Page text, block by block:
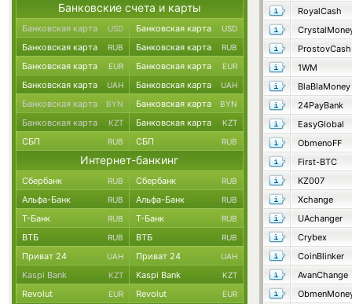
RoyalCash
ProstovCash
1WM
BlaBlaMoney
24PayBank
EasyGlobal
ObmenoFF
First-BTC
KZ007
Xchange
UAchanger
Crybex
CoinBlinker
AvanChange
Банковские счета и карты
Банковская карта USD Банковская карта USD
Банковская карта RUB Банковская карта RUB
Банковская карта EUR Банковская карта EUR
Банковская карта UAH Банковская карта UAH
Банковская карта BYN Банковская карта BYN
Банковская карта KZT Банковская карта KZT
СБП RUB СБП RUB
Интернет-банкинг
Сбербанк RUB Сбербанк RUB
Альфа-Банк RUB Альфа-Банк RUB
Т-Банк RUB Т-Банк RUB
ВТБ RUB ВТБ RUB
Приват 24 UAH Приват 24 UAH
Kaspi Bank KZT Kaspi Bank KZT
Revolut EUR Revolut EUR